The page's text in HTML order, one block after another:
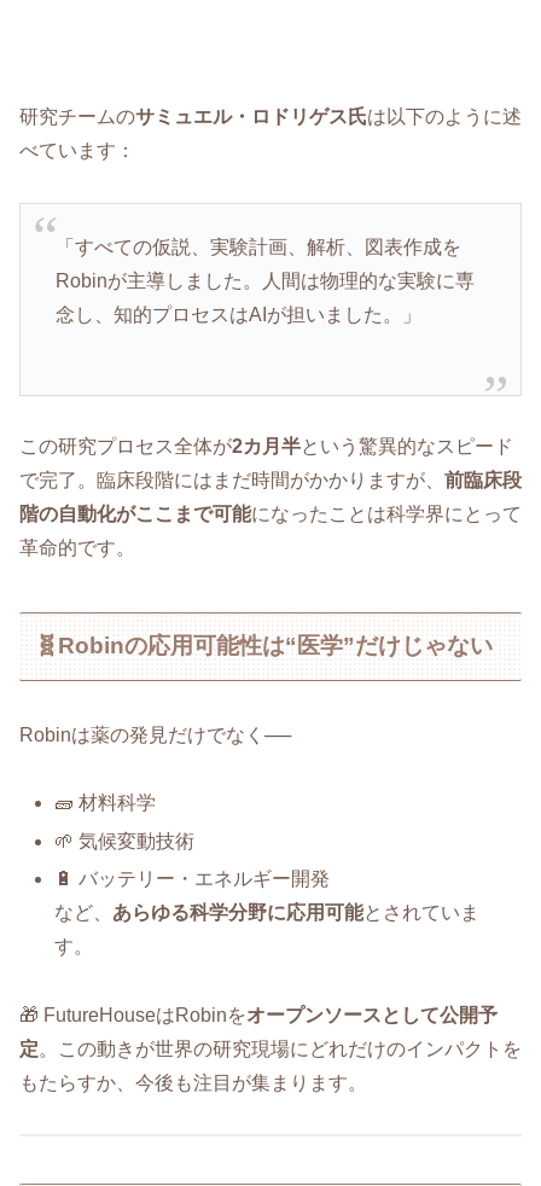
研究チームのサミュエル・ロドリゲス氏は以下のように述
べています：
「すべての仮説、実験計画、解析、図表作成を
Robinが主導しました。人間は物理的な実験に専
念し、知的プロセスはAIが担いました。」
この研究プロセス全体が2カ月半という驚異的なスピード
で完了。臨床段階にはまだ時間がかかりますが、 前臨床段
階の自動化がここまで可能になったことは科学界にとって
革命的です。
🧬Robinの応用可能性は“医学”だけじゃない
Robinは薬の発見だけでなく──
🧱 材料科学
🌱 気候変動技術
🔋 バッテリー・エネルギー開発
など、 あらゆる科学分野に応用可能とされていま
す。
🎁 FutureHouseはRobinをオープンソースとして公開予
定。この動きが世界の研究現場にどれだけのインパクトを
もたらすか、今後も注目が集まります。